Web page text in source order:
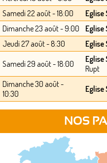
Samedi 22 août - 18:00
Dimanche 23 août - 9:00
Jeudi 27 août - 8:30
Samedi 29 août - 18:00
Rupt
Dimanche 30 août -
10:30
NOS